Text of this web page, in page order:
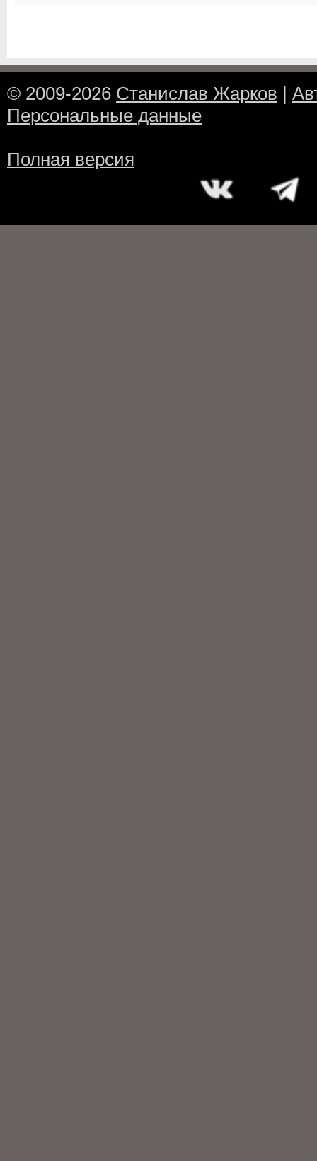
© 2009-2026 Станислав Жарков |
Персональные данные
Полная версия